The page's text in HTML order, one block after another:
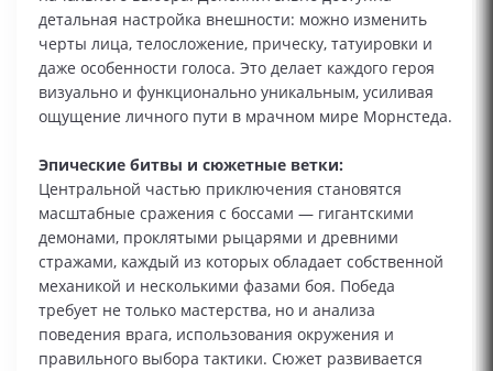
детальная настройка внешности: можно изменить
черты лица, телосложение, прическу, татуировки и
даже особенности голоса. Это делает каждого героя
визуально и функционально уникальным, усиливая
ощущение личного пути в мрачном мире Морнстеда.
Эпические битвы и сюжетные ветки:
Центральной частью приключения становятся
масштабные сражения с боссами — гигантскими
демонами, проклятыми рыцарями и древними
стражами, каждый из которых обладает собственной
механикой и несколькими фазами боя. Победа
требует не только мастерства, но и анализа
поведения врага, использования окружения и
правильного выбора тактики. Сюжет развивается